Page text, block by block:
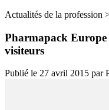
Actualités de la profession
Pharmapack Europe
visiteurs
Publié le 27 avril 2015 par